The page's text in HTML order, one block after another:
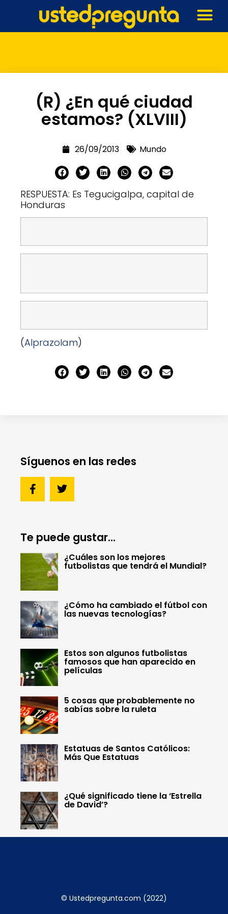
(R) ¿En qué ciudad
estamos? (XLVIII)
26/09/2013 Mundo
RESPUESTA: Es Tegucigalpa, capital de
Honduras
(Alprazolam)
Síguenos en las redes
Te puede gustar...
¿Cuáles son los mejores
futbolistas que tendrá el Mundial?
¿Cómo ha cambiado el fútbol con
las nuevas tecnologías?
Estos son algunos futbolistas
famosos que han aparecido en
películas
5 cosas que probablemente no
sabías sobre la ruleta
Estatuas de Santos Católicos:
Más Que Estatuas
¿Qué significado tiene la ‘Estrella
de David’?
© Ustedpregunta.com (2022)